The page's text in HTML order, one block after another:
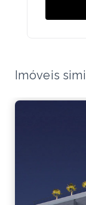
Imóveis